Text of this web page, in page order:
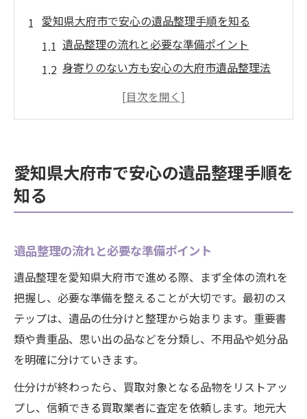
愛知県大府市で安心の遺品整理手順を知る
遺品整理の流れと必要な準備ポイント
身寄りのない方も安心の大府市遺品整理法
終活支援を活かした遺品整理の進め方
遺品整理と買取の流れを大府市で確認しよう
遺品整理で高価買取を目指すための準備
大府市で買取査定を依頼する際の流れ
遺品整理と買取の同時進行で効率化する方
法
終活に役立つ大府市の遺品整理知識まとめ
大府市の終活支援サービスと遺品整理
エンディングノートと遺品整理手順の関係
性
愛知県大府市で安心の遺品整理手順を
知る
遺品整理の流れと必要な準備ポイント
遺品整理を愛知県大府市で進める際、まず全体の流れを
把握し、必要な準備を整えることが大切です。最初のス
テップは、遺品の仕分けと整理から始まります。重要書
類や貴重品、思い出の品などを分類し、不用品や処分品
を明確に分けていきます。
仕分けが終わったら、買取対象となる品物をリストアッ
プし、信頼できる買取業者に査定を依頼します。地元大